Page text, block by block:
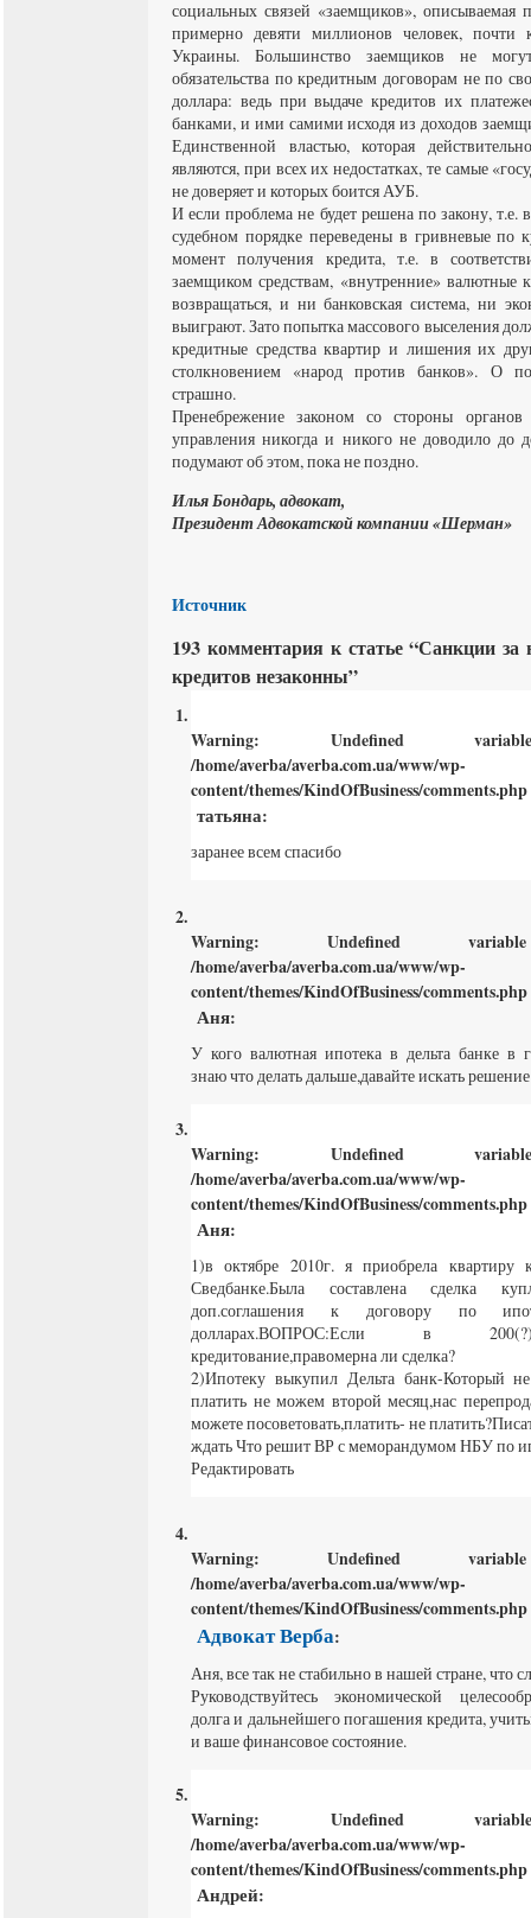
социальных связей «заемщиков», описываемая
примерно девяти миллионов человек, почти
Украины. Большинство заемщиков не
обязательства по кредитным договорам не по
доллара: ведь при выдаче кредитов их
банками, и ими самими исходя из доходов
Единственной властью, которая
являются, при всех их недостатках, те самые
не доверяет и которых боится АУБ.
И если проблема не будет решена по закону, т.е.
судебном порядке переведены в гривневые по
момент получения кредита, т.е. в
заемщиком средствам, «внутренние» валютные
возвращаться, и ни банковская система, ни
выиграют. Зато попытка массового выселения
кредитные средства квартир и лишения их
столкновением «народ против банков». О
страшно.
Пренебрежение законом со стороны органов
управления никогда и никого не доводило до
подумают об этом, пока не поздно.
Илья Бондарь, адвокат,
Президент Адвокатской компании «Шерман»
Источник
193 комментария к статье “Санкции
кредитов незаконны”
Warning: Undefined
/home/averba/averba.com.ua/www/wp-
content/themes/KindOfBusiness/comments.php
татьяна:
заранее всем спасибо
Warning: Undefined
/home/averba/averba.com.ua/www/wp-
content/themes/KindOfBusiness/comments.php
Аня:
У кого валютная ипотека в дельта банке в
знаю что делать дальше,давайте искать
Warning: Undefined
/home/averba/averba.com.ua/www/wp-
content/themes/KindOfBusiness/comments.php
Аня:
1)в октябре 2010г. я приобрела квартиру
Сведбанке.Была составлена сделка
доп.соглашения к договору по
долларах.ВОПРОС:Если в
кредитование,правомерна ли сделка?
2)Ипотеку выкупил Дельта банк-Который
платить не можем второй месяц,нас
можете посоветовать,платить- не
ждать Что решит ВР с меморандумом НБУ по
Редактировать
Warning: Undefined
/home/averba/averba.com.ua/www/wp-
content/themes/KindOfBusiness/comments.php
Адвокат Верба:
Аня, все так не стабильно в нашей стране, что
Руководствуйтесь экономической
долга и дальнейшего погашения кредита,
и ваше финансовое состояние.
Warning: Undefined
/home/averba/averba.com.ua/www/wp-
content/themes/KindOfBusiness/comments.php
Андрей: